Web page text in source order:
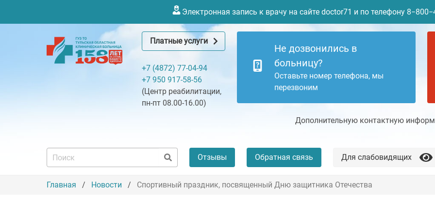
Электронная запись к врачу на сайте doctor71 и по телефону
Платные услуги
+7 (4872) 77-04-94
+7 950 917-58-56
(Центр реабилитации,
пн-пт 08.00-16.00)
Не дозвонились в
больницу?
Оставьте номер телефона, мы
перезвоним
Дополнительную контактную
Отзывы Обратная связь Для слабовидящих
Платные услуги
+7 (4872) 77-04-94
Главная Новости Спортивный праздник, посвященный Дню защитника Отечества